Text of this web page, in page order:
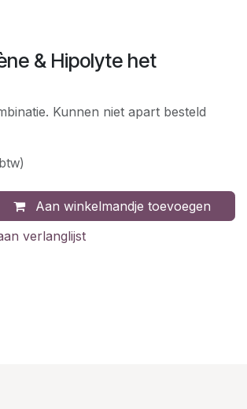
& Hipolyte het
Kunnen niet apart besteld
Aan winkelmandje toevoegen
verlanglijst